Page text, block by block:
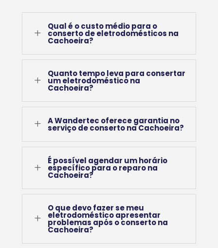
L
Qual é o custo médio para o
conserto de eletrodomésticos na
Cachoeira?
L
Quanto tempo leva para consertar
um eletrodoméstico na
Cachoeira?
L A Wandertec oferece garantia no
serviço de conserto na Cachoeira?
L
É possível agendar um horário
específico para o reparo na
Cachoeira?
L
O que devo fazer se meu
eletrodoméstico apresentar
problemas após o conserto na
Cachoeira?